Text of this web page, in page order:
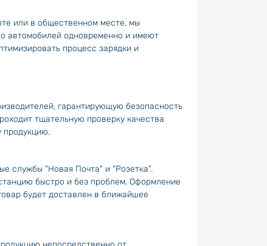
или в общественном месте, мы
автомобилей одновременно и имеют
процесс зарядки и
гарантирующую безопасность
тщательную проверку качества
продукцию.
службы "Новая Почта" и "Розетка".
быстро и без проблем. Оформление
будет доставлен в ближайшее